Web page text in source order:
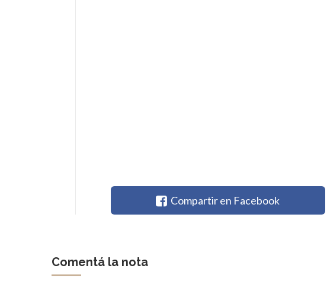
Compartir en Facebook
Comentá la nota